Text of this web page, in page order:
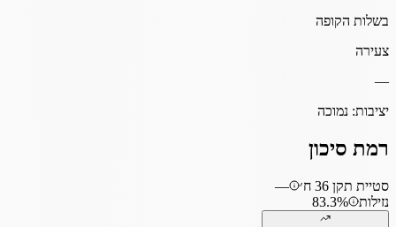
בשלות הקופה
צעירה
—
יציבות: נמוכה
רמת סיכון
סטיית תקן 36 ח׳
—
נזילות
83.3%